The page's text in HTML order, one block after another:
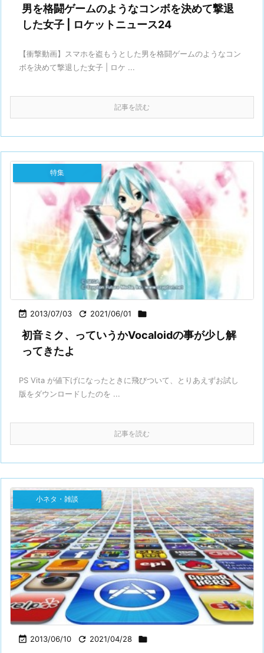
男を格闘ゲームのようなコンボを決めて撃退
した女子 | ロケットニュース24
【衝撃動画】スマホを盗もうとした男を格闘ゲームのようなコン
ボを決めて撃退した女子 | ロケ ...
記事を読む
 2013/07/03  2021/06/01 
特集
初音ミク、っていうかVocaloidの事が少し解
ってきたよ
PS Vita が値下げになったときに飛びついて、とりあえずお試し
版をダウンロードしたのを ...
記事を読む
 2013/06/10  2021/04/28 
小ネタ・雑談